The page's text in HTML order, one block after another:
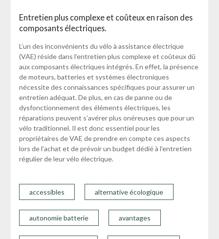
Entretien plus complexe et coûteux en raison des
composants électriques.
L’un des inconvénients du vélo à assistance électrique
(VAE) réside dans l’entretien plus complexe et coûteux dû
aux composants électriques intégrés. En effet, la présence
de moteurs, batteries et systèmes électroniques
nécessite des connaissances spécifiques pour assurer un
entretien adéquat. De plus, en cas de panne ou de
dysfonctionnement des éléments électriques, les
réparations peuvent s’avérer plus onéreuses que pour un
vélo traditionnel. Il est donc essentiel pour les
propriétaires de VAE de prendre en compte ces aspects
lors de l’achat et de prévoir un budget dédié à l’entretien
régulier de leur vélo électrique.
accessibles alternative écologique
autonomie batterie avantages